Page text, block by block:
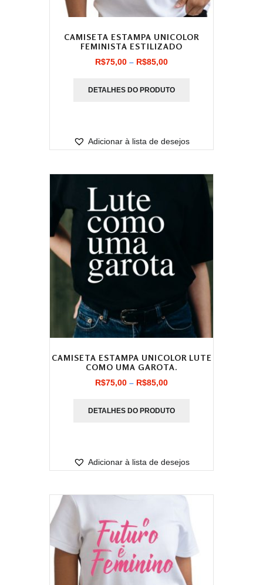
CAMISETA ESTAMPA UNICOLOR
FEMINISTA ESTILIZADO
R$75,00 – R$85,00Faixa
preço:
R$85,00
DETALHES DO PRODUTO
Adicionar à lista de desejos
CAMISETA ESTAMPA UNICOLOR LUTE
COMO UMA GAROTA.
R$75,00 – R$85,00Faixa
preço:
R$85,00
DETALHES DO PRODUTO
Adicionar à lista de desejos